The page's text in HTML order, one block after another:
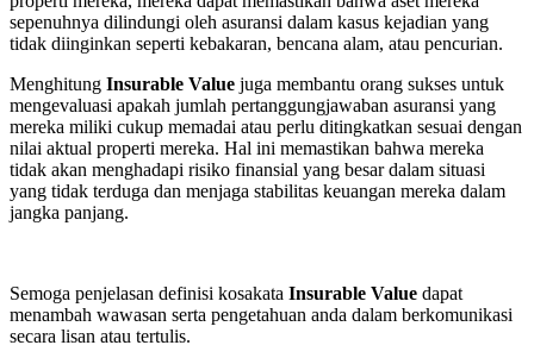
sepenuhnya dilindungi oleh asuransi dalam kasus kejadian yang
tidak diinginkan seperti kebakaran, bencana alam, atau pencurian.
Menghitung Insurable Value juga membantu orang sukses untuk
mengevaluasi apakah jumlah pertanggungjawaban asuransi yang
mereka miliki cukup memadai atau perlu ditingkatkan sesuai dengan
nilai aktual properti mereka. Hal ini memastikan bahwa mereka
tidak akan menghadapi risiko finansial yang besar dalam situasi
yang tidak terduga dan menjaga stabilitas keuangan mereka dalam
jangka panjang.
Semoga penjelasan definisi kosakata Insurable Value dapat
menambah wawasan serta pengetahuan anda dalam berkomunikasi
secara lisan atau tertulis.